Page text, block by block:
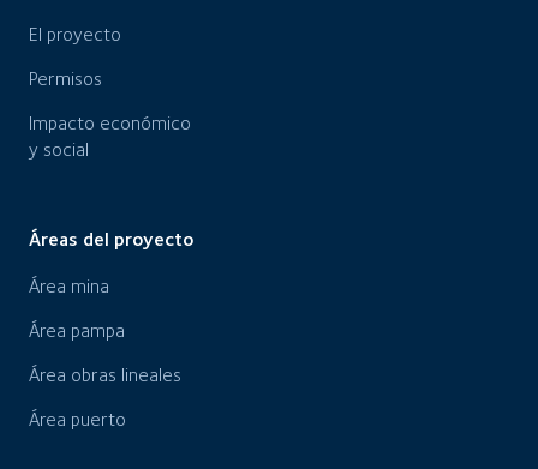
El proyecto
Permisos
Impacto económico
y social
Áreas del proyecto
Área mina
Área pampa
Área obras lineales
Área puerto